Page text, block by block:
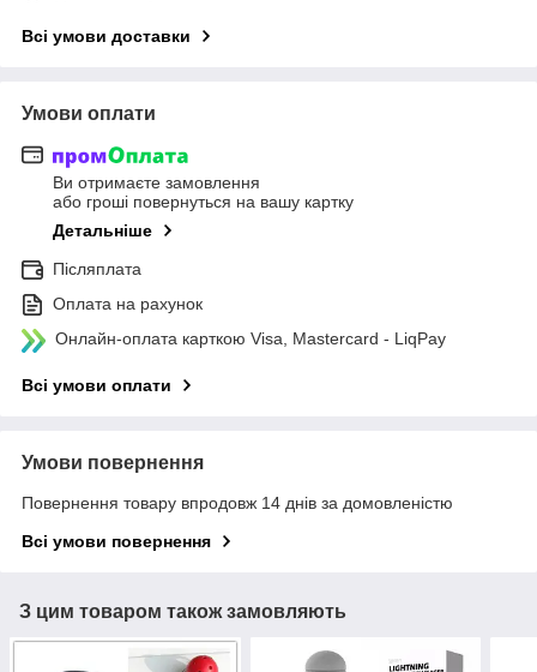
Всі умови доставки
Умови оплати
Ви отримаєте замовлення
або гроші повернуться на вашу картку
Детальніше
Післяплата
Оплата на рахунок
Онлайн-оплата карткою Visa, Mastercard - LiqPay
Всі умови оплати
Умови повернення
Повернення товару впродовж 14 днів за домовленістю
Всі умови повернення
З цим товаром також замовляють